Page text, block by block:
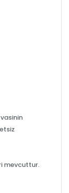
mevcuttur.